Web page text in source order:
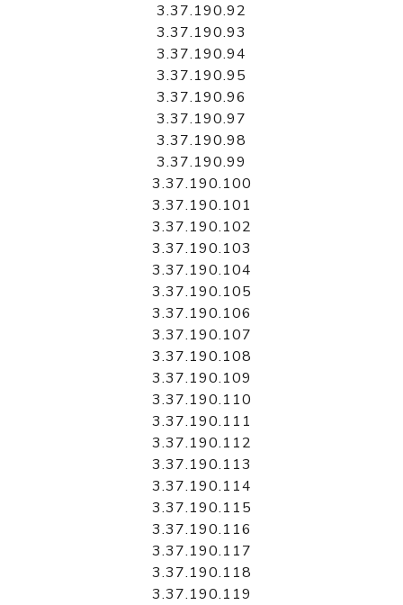
3.37.190.92
3.37.190.93
3.37.190.94
3.37.190.95
3.37.190.96
3.37.190.97
3.37.190.98
3.37.190.99
3.37.190.100
3.37.190.101
3.37.190.102
3.37.190.103
3.37.190.104
3.37.190.105
3.37.190.106
3.37.190.107
3.37.190.108
3.37.190.109
3.37.190.110
3.37.190.111
3.37.190.112
3.37.190.113
3.37.190.114
3.37.190.115
3.37.190.116
3.37.190.117
3.37.190.118
3.37.190.119